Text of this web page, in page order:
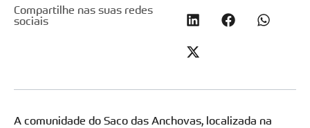
Compartilhe nas suas redes
sociais
A comunidade do Saco das Anchovas, localizada na